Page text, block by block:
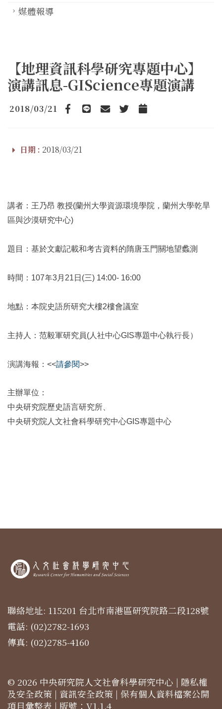
媒體報導
【地理資訊科學研究專題中心】
演講訊息-GIScience專題演講
2018/03/21
Facebook
line emailTwitterAdd to Calendar
日期 : 2018/03/21
講者：王乃昂 教授(蘭州大學資源環境學院，蘭州大學乾旱
區與沙漠研究中心)
題目：基於文獻記載和考古資料的隋唐玉門關地望蠡測
時間：107年3月21日(三) 14:00- 16:00
地點：本院史語所研究大樓2樓會議室
主持人：范毅軍研究員(人社中心GIS專題中心執行長）
演講海報：<<請參閱>>
主辦單位：
中央研究院歷史語言研究所、
中央研究院人文社會科學研究中心GIS專題中心
聯絡地址: 115201 台北市南港區研究院路二段128號
電話: (02)2782-1693
傳真: (02)2785-4160
© 2026 中央研究院人文社會科學研究中心 | 隱私權
及安全政策 | 資訊安全政策 | 保有個人資料檔案公開
項目彙整表 | 版號：V1.1.4